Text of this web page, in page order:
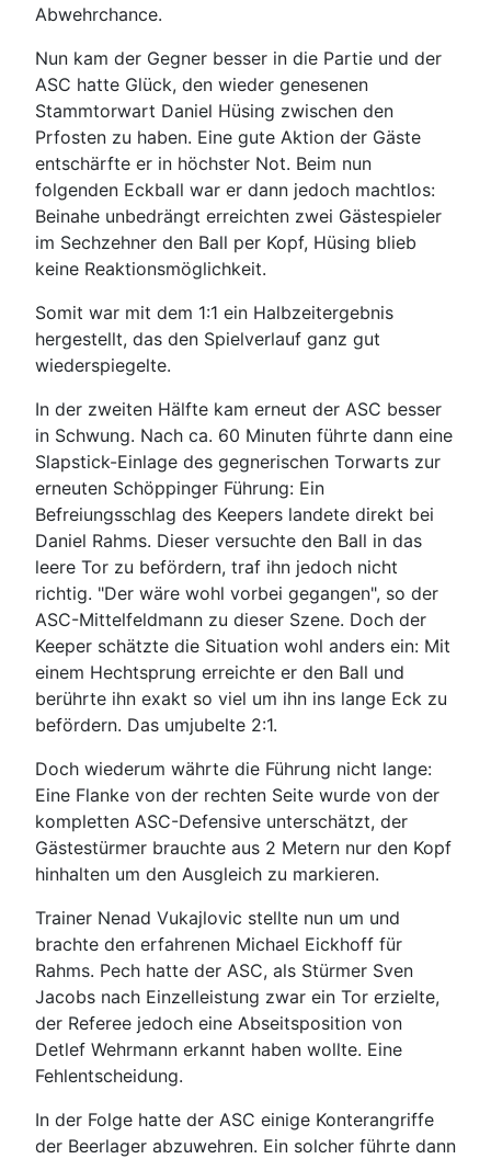
Abwehrchance.
Nun kam der Gegner besser in die Partie und der
ASC hatte Glück, den wieder genesenen
Stammtorwart Daniel Hüsing zwischen den
Prfosten zu haben. Eine gute Aktion der Gäste
entschärfte er in höchster Not. Beim nun
folgenden Eckball war er dann jedoch machtlos:
Beinahe unbedrängt erreichten zwei Gästespieler
im Sechzehner den Ball per Kopf, Hüsing blieb
keine Reaktionsmöglichkeit.
Somit war mit dem 1:1 ein Halbzeitergebnis
hergestellt, das den Spielverlauf ganz gut
wiederspiegelte.
In der zweiten Hälfte kam erneut der ASC besser
in Schwung. Nach ca. 60 Minuten führte dann eine
Slapstick-Einlage des gegnerischen Torwarts zur
erneuten Schöppinger Führung: Ein
Befreiungsschlag des Keepers landete direkt bei
Daniel Rahms. Dieser versuchte den Ball in das
leere Tor zu befördern, traf ihn jedoch nicht
richtig. "Der wäre wohl vorbei gegangen", so der
ASC-Mittelfeldmann zu dieser Szene. Doch der
Keeper schätzte die Situation wohl anders ein: Mit
einem Hechtsprung erreichte er den Ball und
berührte ihn exakt so viel um ihn ins lange Eck zu
befördern. Das umjubelte 2:1.
Doch wiederum währte die Führung nicht lange:
Eine Flanke von der rechten Seite wurde von der
kompletten ASC-Defensive unterschätzt, der
Gästestürmer brauchte aus 2 Metern nur den Kopf
hinhalten um den Ausgleich zu markieren.
Trainer Nenad Vukajlovic stellte nun um und
brachte den erfahrenen Michael Eickhoff für
Rahms. Pech hatte der ASC, als Stürmer Sven
Jacobs nach Einzelleistung zwar ein Tor erzielte,
der Referee jedoch eine Abseitsposition von
Detlef Wehrmann erkannt haben wollte. Eine
Fehlentscheidung.
In der Folge hatte der ASC einige Konterangriffe
der Beerlager abzuwehren. Ein solcher führte dann